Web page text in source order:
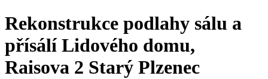
Rekonstrukce podlahy sálu a
přísálí Lidového domu,
Raisova 2 Starý Plzenec